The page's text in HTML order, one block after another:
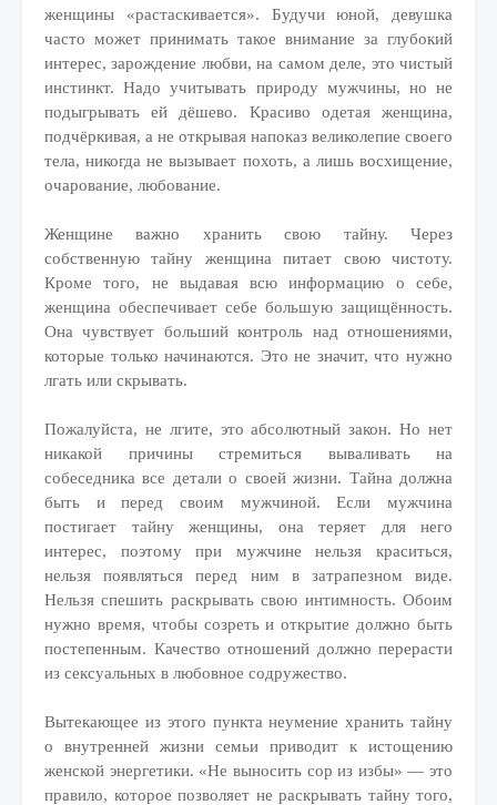
женщины «растаскивается». Будучи юной, девушка
часто может принимать такое внимание за глубокий
интерес, зарождение любви, на самом деле, это чистый
инстинкт. Надо учитывать природу мужчины, но не
подыгрывать ей дёшево. Красиво одетая женщина,
подчёркивая, а не открывая напоказ великолепие своего
тела, никогда не вызывает похоть, а лишь восхищение,
очарование, любование.
Женщине важно хранить свою тайну. Через
собственную тайну женщина питает свою чистоту.
Кроме того, не выдавая всю информацию о себе,
женщина обеспечивает себе большую защищённость.
Она чувствует больший контроль над отношениями,
которые только начинаются. Это не значит, что нужно
лгать или скрывать.
Пожалуйста, не лгите, это абсолютный закон. Но нет
никакой причины стремиться вываливать на
собеседника все детали о своей жизни. Тайна должна
быть и перед своим мужчиной. Если мужчина
постигает тайну женщины, она теряет для него
интерес, поэтому при мужчине нельзя краситься,
нельзя появляться перед ним в затрапезном виде.
Нельзя спешить раскрывать свою интимность. Обоим
нужно время, чтобы созреть и открытие должно быть
постепенным. Качество отношений должно перерасти
из сексуальных в любовное содружество.
Вытекающее из этого пункта неумение хранить тайну
о внутренней жизни семьи приводит к истощению
женской энергетики. «Не выносить сор из избы» — это
правило, которое позволяет не раскрывать тайну того,